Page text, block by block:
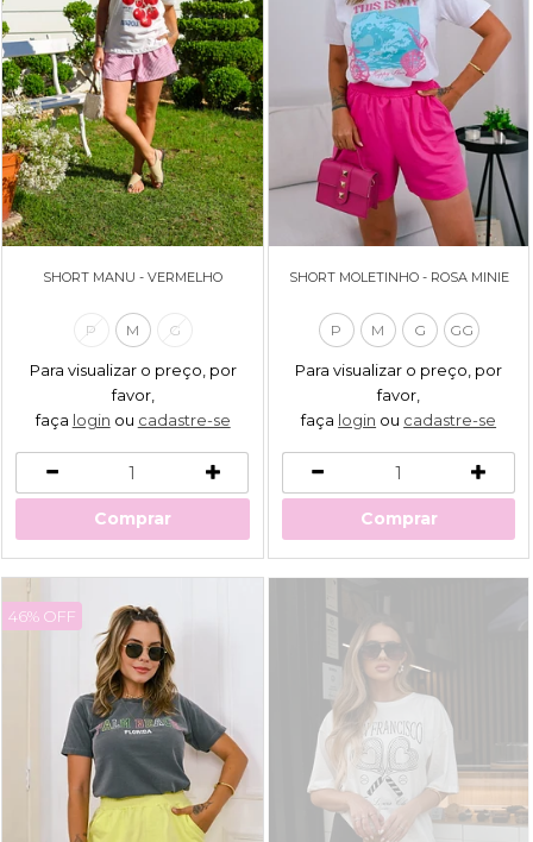
SHORT MANU - VERMELHO
P M G
Para visualizar o preço, por
favor,
faça login ou cadastre-se
Comprar
SHORT MOLETINHO - ROSA MINIE
P M G GG
Para visualizar o preço, por
favor,
faça login ou cadastre-se
Comprar
46% OFF